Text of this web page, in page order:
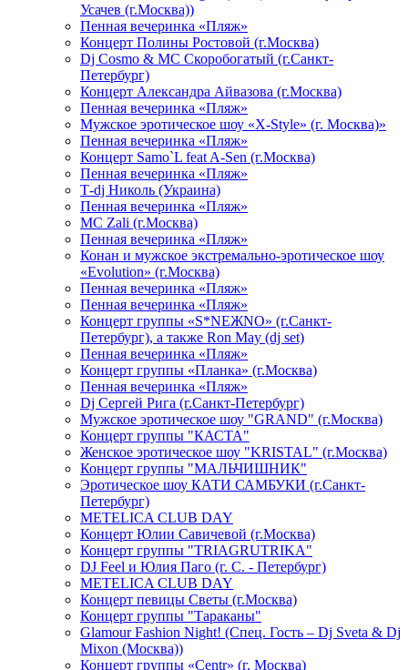
Усачев (г.Москва))
Пенная вечеринка «Пляж»
Концерт Полины Ростовой (г.Москва)
Dj Cosmo & МС Скоробогатый (г.Санкт-
Петербург)
Концерт Александра Айвазова (г.Москва)
Пенная вечеринка «Пляж»
Мужское эротическое шоу «X-Style» (г. Москва)»
Пенная вечеринка «Пляж»
Концерт Samo`L feat A-Sen (г.Москва)
Пенная вечеринка «Пляж»
Т-dj Николь (Украина)
Пенная вечеринка «Пляж»
МС Zali (г.Москва)
Пенная вечеринка «Пляж»
Конан и мужское экстремально-эротическое шоу
«Evolution» (г.Москва)
Пенная вечеринка «Пляж»
Пенная вечеринка «Пляж»
Концерт группы «S*NEЖNO» (г.Санкт-
Петербург), а также Ron May (dj set)
Пенная вечеринка «Пляж»
Концерт группы «Планка» (г.Москва)
Пенная вечеринка «Пляж»
Dj Сергей Рига (г.Санкт-Петербург)
Мужское эротическое шоу "GRAND" (г.Москва)
Концерт группы "КАСТА"
Женское эротическое шоу "KRISTAL" (г.Москва)
Концерт группы "МАЛЬЧИШНИК"
Эротическое шоу КАТИ САМБУКИ (г.Санкт-
Петербург)
METELICA CLUB DAY
Концерт Юлии Савичевой (г.Москва)
Концерт группы "TRIAGRUTRIKA"
DJ Feel и Юлия Паго (г. С. - Петербург)
METELICA CLUB DAY
Концерт певицы Светы (г.Москва)
Концерт группы "Тараканы"
Glamour Fashion Night! (Спец. Гость – Dj Sveta & Dj
Mixon (Москва))
Концерт группы «Centr» (г. Москва)